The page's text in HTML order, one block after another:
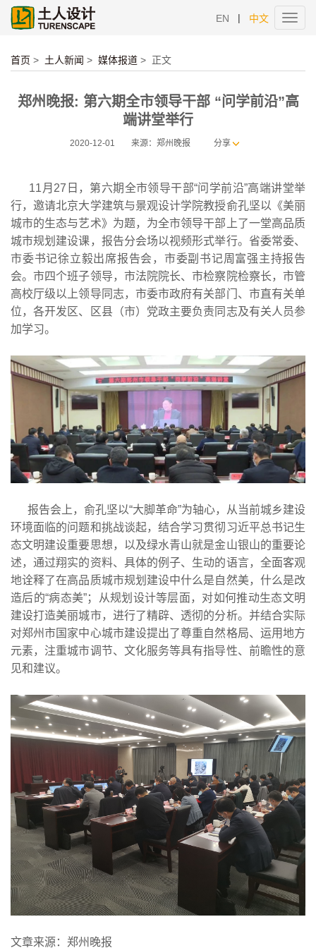
EN | 中文
首页 > 土人新闻 > 媒体报道 > 正文
郑州晚报: 第六期全市领导干部 “问学前沿”高
端讲堂举行
2020-12-01 来源：郑州晚报 分享
11月27日，第六期全市领导干部“问学前沿”高端讲堂举
行，邀请北京大学建筑与景观设计学院教授俞孔坚以《美丽
城市的生态与艺术》为题，为全市领导干部上了一堂高品质
城市规划建设课，报告分会场以视频形式举行。省委常委、
市委书记徐立毅出席报告会，市委副书记周富强主持报告
会。市四个班子领导，市法院院长、市检察院检察长，市管
高校厅级以上领导同志，市委市政府有关部门、市直有关单
位，各开发区、区县（市）党政主要负责同志及有关人员参
加学习。
报告会上，俞孔坚以“大脚革命”为轴心，从当前城乡建设
环境面临的问题和挑战谈起，结合学习贯彻习近平总书记生
态文明建设重要思想，以及绿水青山就是金山银山的重要论
述，通过翔实的资料、具体的例子、生动的语言，全面客观
地诠释了在高品质城市规划建设中什么是自然美，什么是改
造后的“病态美”；从规划设计等层面，对如何推动生态文明
建设打造美丽城市，进行了精辟、透彻的分析。并结合实际
对郑州市国家中心城市建设提出了尊重自然格局、运用地方
元素，注重城市调节、文化服务等具有指导性、前瞻性的意
见和建议。
文章来源：郑州晚报